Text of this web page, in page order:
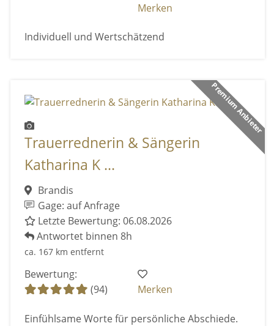
Merken
Individuell und Wertschätzend
Premium Anbieter
Trauerrednerin & Sängerin
Katharina K ...
Brandis
Gage: auf Anfrage
Letzte Bewertung: 06.08.2026
Antwortet binnen 8h
ca. 167 km entfernt
Bewertung:
(94)
Merken
Einfühlsame Worte für persönliche Abschiede.